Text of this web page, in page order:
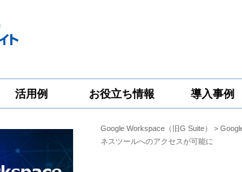
活用例 お役立ち情報
一問一答
導入事例
グループウェア
移行支援
Google
Workspace
Google Workspace（旧G Suite） >
ネスツールへのアクセスが可能に